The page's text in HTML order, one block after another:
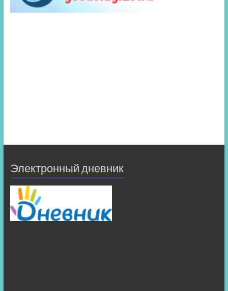
Электронный дневник